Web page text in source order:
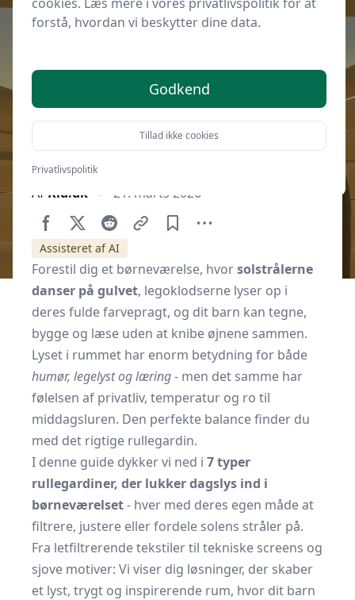
7 rullegardiner, der lukker dagslys
ind i børneværelset
Af Kid.dk 21. marts 2026
Assisteret af AI
Forestil dig et børneværelse, hvorsolstrålerne
danser på gulvet, legoklodserne lyser op i
deres fulde farvepragt, og dit barn kan tegne,
bygge og læse uden at knibe øjnene sammen.
Lyset i rummet har enorm betydning for både
humør, legelyst og læring- men det samme har
følelsen af privatliv, temperatur og ro til
middagsluren. Den perfekte balance finder du
med det rigtige rullegardin.
I denne guide dykker vi ned i 7 typer
rullegardiner, der lukker dagslys ind i
børneværelset- hver med deres egen måde at
filtrere, justere eller fordele solens stråler på.
Fra letfiltrerende tekstiler til tekniske screens og
sjove motiver: Vi viser dig løsninger, der skaber
et lyst, trygt og inspirerende rum, hvor dit barn
forstå, hvordan vi beskytter dine data.
Godkend
Tillad ikke cookies
Privatlivspolitik